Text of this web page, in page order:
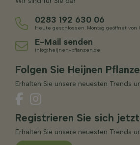
0283 192 630 06
Heute geschlossen. Montag geöffnet von
E-Mail senden
info@heijnen-pflanzen.de
Folgen Sie Heijnen
Erhalten Sie unsere neuesten Trends
Registrieren Sie sich
Erhalten Sie unsere neuesten Trends